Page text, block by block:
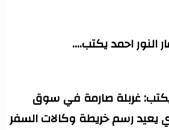
احمد يكتب….
غربلة صارمة في سوق
يعيد رسم خريطة وكالات السفر